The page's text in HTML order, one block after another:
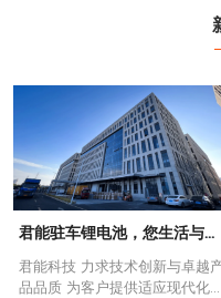
君能驻车锂电池，您生活与旅途的储电专家
君能科技 力求技术创新与卓越
品品质 为客户提供适应现代化需